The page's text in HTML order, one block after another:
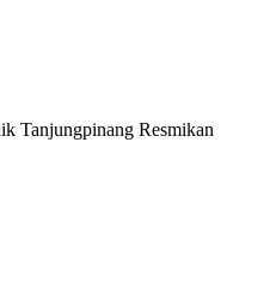
Tanjungpinang Resmikan